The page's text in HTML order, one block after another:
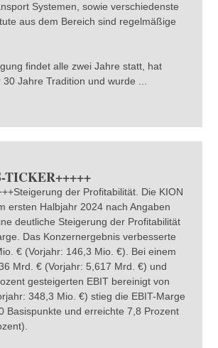
Systemen, sowie verschiedenste
aus dem Bereich sind regelmäßige
findet alle zwei Jahre statt, hat
Jahre Tradition und wurde ...
TICKER+++++
der Profitabilität. Die KION
ersten Halbjahr 2024 nach Angaben
deutliche Steigerung der Profitabilität
Das Konzernergebnis verbesserte
€ (Vorjahr: 146,3 Mio. €). Bei einem
Mrd. € (Vorjahr: 5,617 Mrd. €) und
gesteigerten EBIT bereinigt von
348,3 Mio. €) stieg die EBIT-Marge
Basispunkte und erreichte 7,8 Prozent